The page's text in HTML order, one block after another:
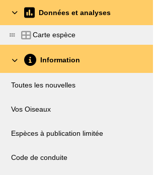
Données et analyses
Carte espèce
Information
Toutes les nouvelles
Vos Oiseaux
Espèces à publication limitée
Code de conduite